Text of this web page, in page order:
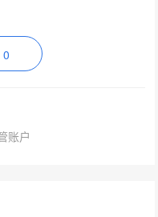
0
账户